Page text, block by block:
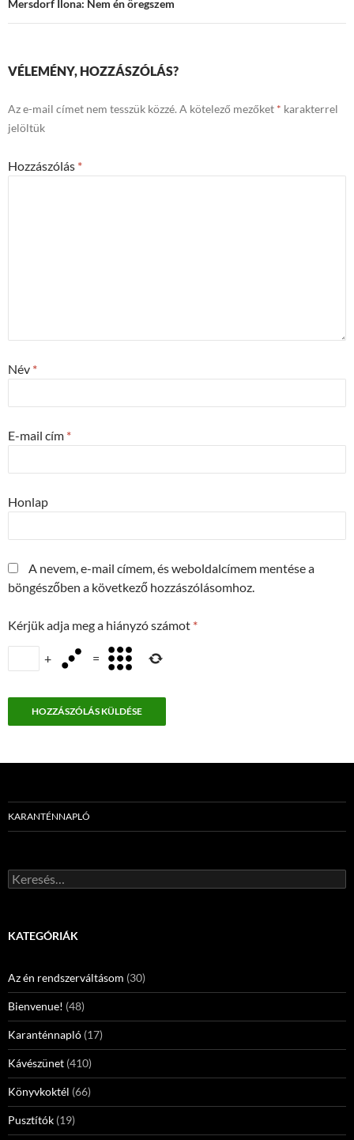
Mersdorf Ilona: Nem én öregszem
VÉLEMÉNY, HOZZÁSZÓLÁS?
Az e-mail címet nem tesszük közzé. A kötelező mezőket * karakterrel
jelöltük
Hozzászólás *
Név *
E-mail cím *
Honlap
A nevem, e-mail címem, és weboldalcímem mentése a
böngészőben a következő hozzászólásomhoz.
Kérjük adja meg a hiányzó számot *
+ =
KARANTÉNNAPLÓ
Keresés:
KATEGÓRIÁK
Az én rendszerváltásom (30)
Bienvenue! (48)
Karanténnapló (17)
Kávészünet (410)
Könyvkoktél (66)
Pusztítók (19)